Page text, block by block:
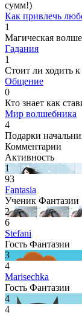
сумм!)
Как привлечь
1
Магическая
Гадания
1
Стоит ли ходить к
Общение
0
Кто знает как
Мир волшебника
4
Подарки
Комментарии
Активность
1
93
Fantasia
Ученик Фантазии
2
6
Stefani
Гость Фантазии
3
4
Marisechka
Гость Фантазии
4
4